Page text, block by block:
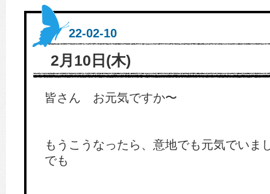
22-02-10
2月10日(木)
皆さん お元気ですか〜
もうこうなったら、意地でも元気でいま
でも